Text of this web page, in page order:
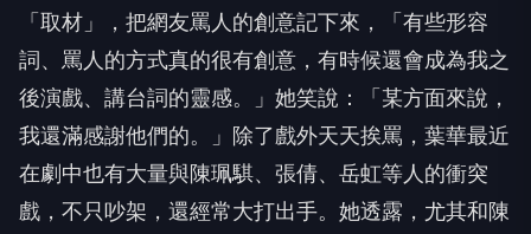
後演戲、講台詞的靈感。」她笑說：「某方面來說，
我還滿感謝他們的。」除了戲外天天挨罵，葉華最近
在劇中也有大量與陳珮騏、張倩、岳虹等人的衝突
戲，不只吵架，還經常大打出手。她透露，尤其和陳
珮騏合作多年，兩人幾乎沒有演過感情好的角色，
「從《家和萬事興》開始，我們就是敵對關係，沒有